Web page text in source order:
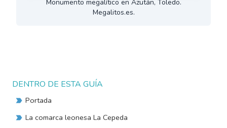
Monumento megalítico en Azután, Toledo.
Megalitos.es.
DENTRO DE ESTA GUÍA
Portada
La comarca leonesa La Cepeda